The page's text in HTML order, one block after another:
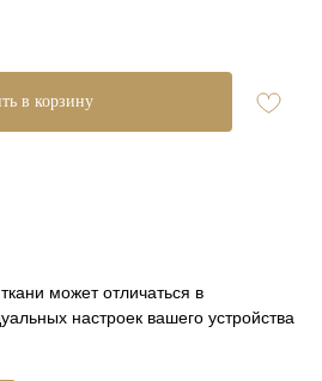
в корзину
может отличаться в
настроек вашего устройства